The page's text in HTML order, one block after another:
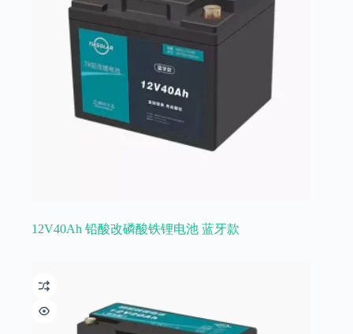
12V40Ah 铅酸改磷酸铁锂电池 蓝牙款